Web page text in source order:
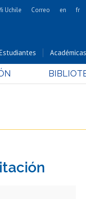
Cs. Forestales y
Cs.
Uchile Correo en fr